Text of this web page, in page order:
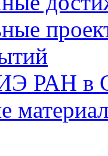
ИЭ РАН